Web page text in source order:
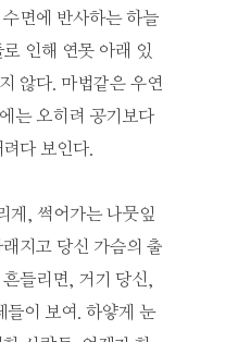
면에 반사하는 하늘
인해 연못 아래 있
않다. 마법같은 우연
는 오히려 공기보다
다 보인다.
게, 썩어가는 나뭇잎
지고 당신 가슴의 출
들리면, 거기 당신,
들이 보여. 하얗게 눈